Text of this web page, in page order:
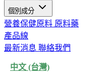
個別成分
營養保健原料 原料藥
產品線
最新消息 聯絡我們
中文 (台灣)